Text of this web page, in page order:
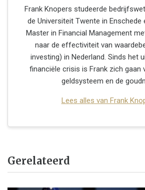
Frank Knopers studeerde
de Universiteit Twente in Enschede
Master in Financial Management
naar de effectiviteit van
investing) in Nederland. Sinds het
financiële crisis is Frank zich gaan
geldsysteem en de
Lees alles van Frank
Gerelateerd